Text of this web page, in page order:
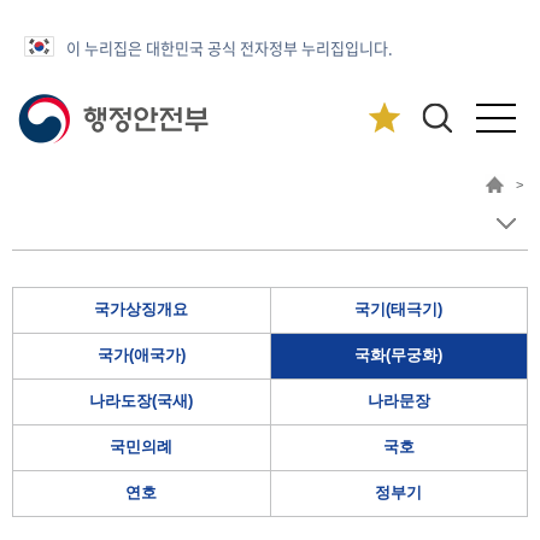
이 누리집은 대한민국 공식 전자정부 누리집입니다.
>
국가상징개요 국기(태극기)
국가(애국가) 국화(무궁화)
나라도장(국새) 나라문장
국민의례 국호
연호 정부기